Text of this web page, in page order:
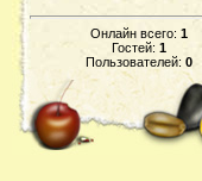
Онлайн всего: 1
Гостей: 1
Пользователей: 0